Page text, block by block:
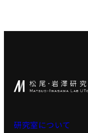
動型起業
演習
業実践演
研究室について